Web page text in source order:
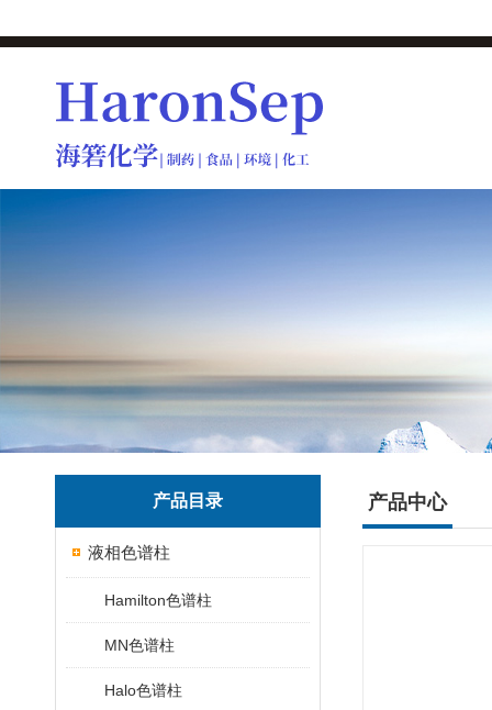
产品目录
液相色谱柱
Hamilton色谱柱
MN色谱柱
Halo色谱柱
产品中心